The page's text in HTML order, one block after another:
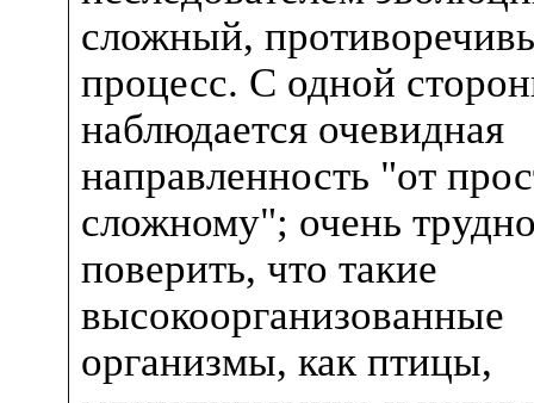
сложный,
процесс. С одной
наблюдается очевидная
направленность "от
сложному"; очень
поверить, что такие
высокоорганизованные
организмы, как птицы,